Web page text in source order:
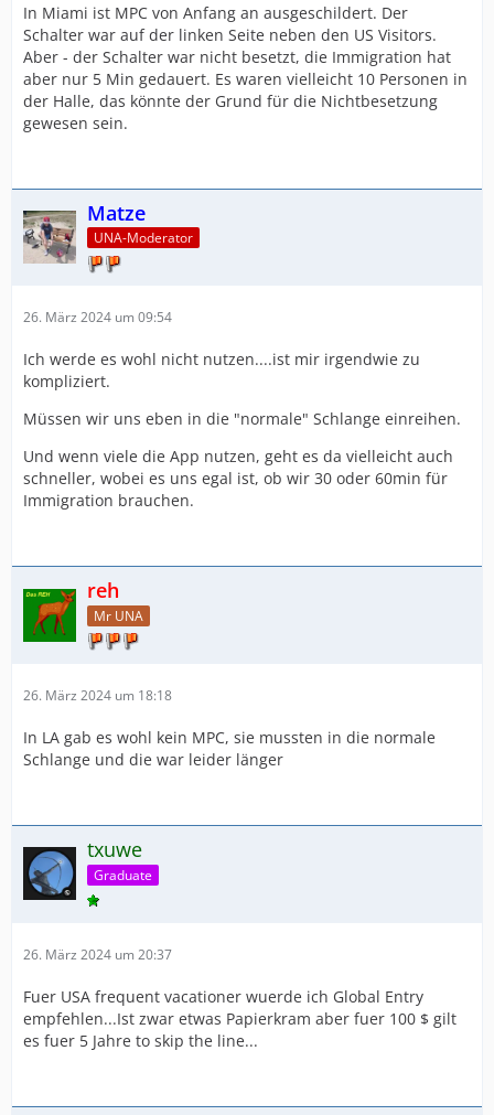
In Miami ist MPC von Anfang an ausgeschildert. Der
Schalter war auf der linken Seite neben den US Visitors.
Aber - der Schalter war nicht besetzt, die Immigration hat
aber nur 5 Min gedauert. Es waren vielleicht 10 Personen in
der Halle, das könnte der Grund für die Nichtbesetzung
gewesen sein.
Matze
UNA-Moderator
26. März 2024 um 09:54
Ich werde es wohl nicht nutzen....ist mir irgendwie zu
kompliziert.
Müssen wir uns eben in die "normale" Schlange einreihen.
Und wenn viele die App nutzen, geht es da vielleicht auch
schneller, wobei es uns egal ist, ob wir 30 oder 60min für
Immigration brauchen.
reh
Mr UNA
26. März 2024 um 18:18
In LA gab es wohl kein MPC, sie mussten in die normale
Schlange und die war leider länger
txuwe
Graduate
26. März 2024 um 20:37
Fuer USA frequent vacationer wuerde ich Global Entry
empfehlen...Ist zwar etwas Papierkram aber fuer 100 $ gilt
es fuer 5 Jahre to skip the line...